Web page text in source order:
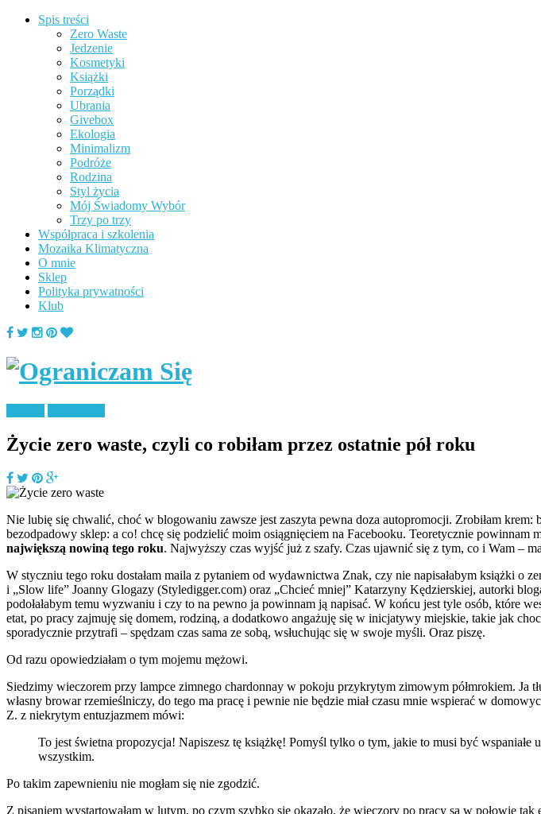
Spis treści
Zero Waste
Jedzenie
Kosmetyki
Książki
Porządki
Ubrania
Givebox
Ekologia
Minimalizm
Podróże
Rodzina
Styl życia
Mój Świadomy Wybór
Trzy po trzy
Współpraca i szkolenia
Mozaika Klimatyczna
O mnie
Sklep
Polityka prywatności
Klub
Życie zero waste, czyli co robiłam przez ostatnie pół roku
Nie lubię się chwalić, choć w blogowaniu zawsze jest zaszyta pewna doza autopromocji. Zrobiłam
bezodpadowy sklep: a co! chcę się podzielić moim osiągnięciem na Facebooku. Teoretycznie powinnam
największą nowiną tego roku. Najwyższy czas wyjść już z szafy. Czas ujawnić się z tym, co i Wam –
W styczniu tego roku dostałam maila z pytaniem od wydawnictwa Znak, czy nie napisałabym książki o
i „Slow life” Joanny Glogazy (Styledigger.com) oraz „Chcieć mniej” Katarzyny Kędzierskiej, autorki
podołałabym temu wyzwaniu i czy to na pewno ja powinnam ją napisać. W końcu jest tyle osób, które
etat, po pracy zajmuję się domem, rodziną, a dodatkowo angażuję się w inicjatywy miejskie, takie jak
sporadycznie przytrafi – spędzam czas sama ze sobą, wsłuchując się w swoje myśli. Oraz piszę.
Od razu opowiedziałam o tym mojemu mężowi.
Siedzimy wieczorem przy lampce zimnego chardonnay w pokoju przykrytym zimowym półmrokiem. Ja
własny browar rzemieślniczy, do tego ma pracę i pewnie nie będzie miał czasu mnie wspierać w
Z. z niekrytym entuzjazmem mówi:
To jest świetna propozycja! Napiszesz tę książkę! Pomyśl tylko o tym, jakie to musi być
wszystkim.
Po takim zapewnieniu nie mogłam się nie zgodzić.
Z pisaniem wystartowałam w lutym, po czym szybko się okazało, że wieczory po pracy są w połowie